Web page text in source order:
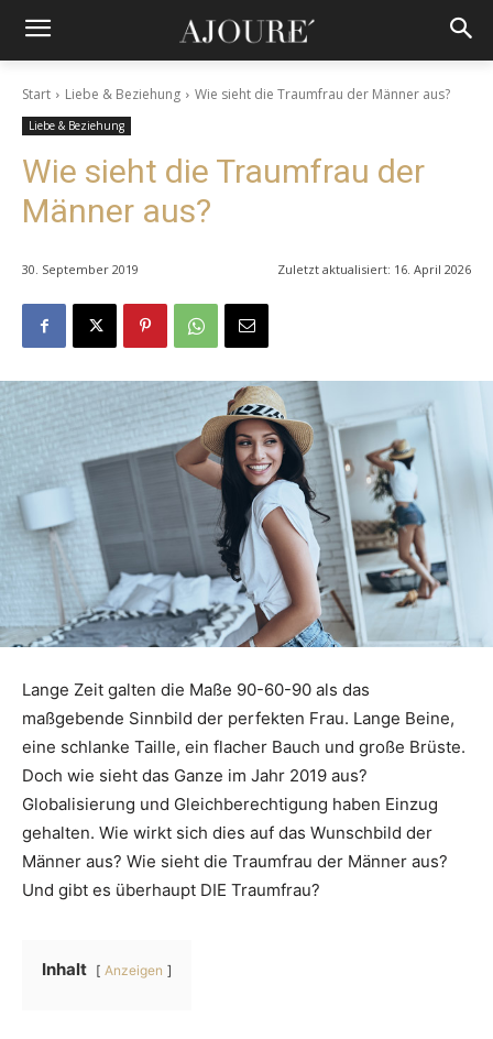
Start Liebe & Beziehung Wie sieht die Traumfrau der Männer aus?
Liebe & Beziehung
Wie sieht die Traumfrau der
Männer aus?
30. September 2019 Zuletzt aktualisiert: 16. April 2026
Lange Zeit galten die Maße 90-60-90 als das
maßgebende Sinnbild der perfekten Frau. Lange Beine,
eine schlanke Taille, ein flacher Bauch und große Brüste.
Doch wie sieht das Ganze im Jahr 2019 aus?
Globalisierung und Gleichberechtigung haben Einzug
gehalten. Wie wirkt sich dies auf das Wunschbild der
Männer aus? Wie sieht die Traumfrau der Männer aus?
Und gibt es überhaupt DIE Traumfrau?
Inhalt Anzeigen